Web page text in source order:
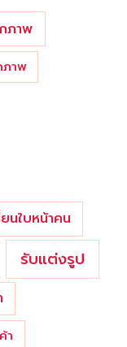
ภาพ
าพ
นใบหน้าคน
รับแต่งรูป
า